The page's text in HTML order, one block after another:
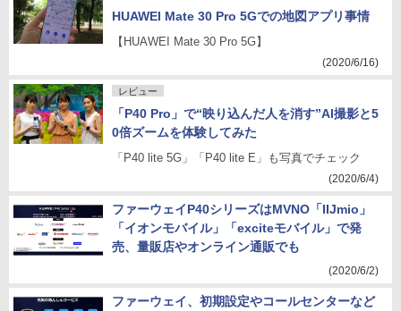
HUAWEI Mate 30 Pro 5Gでの地図アプリ事情
【HUAWEI Mate 30 Pro 5G】
(2020/6/16)
レビュー
「P40 Pro」で“映り込んだ人を消す”AI撮影と5
0倍ズームを体験してみた
「P40 lite 5G」「P40 lite E」も写真でチェック
(2020/6/4)
ファーウェイP40シリーズはMVNO「IIJmio」
「イオンモバイル」「exciteモバイル」で発
売、量販店やオンライン通販でも
(2020/6/2)
ファーウェイ、初期設定やコールセンターなど